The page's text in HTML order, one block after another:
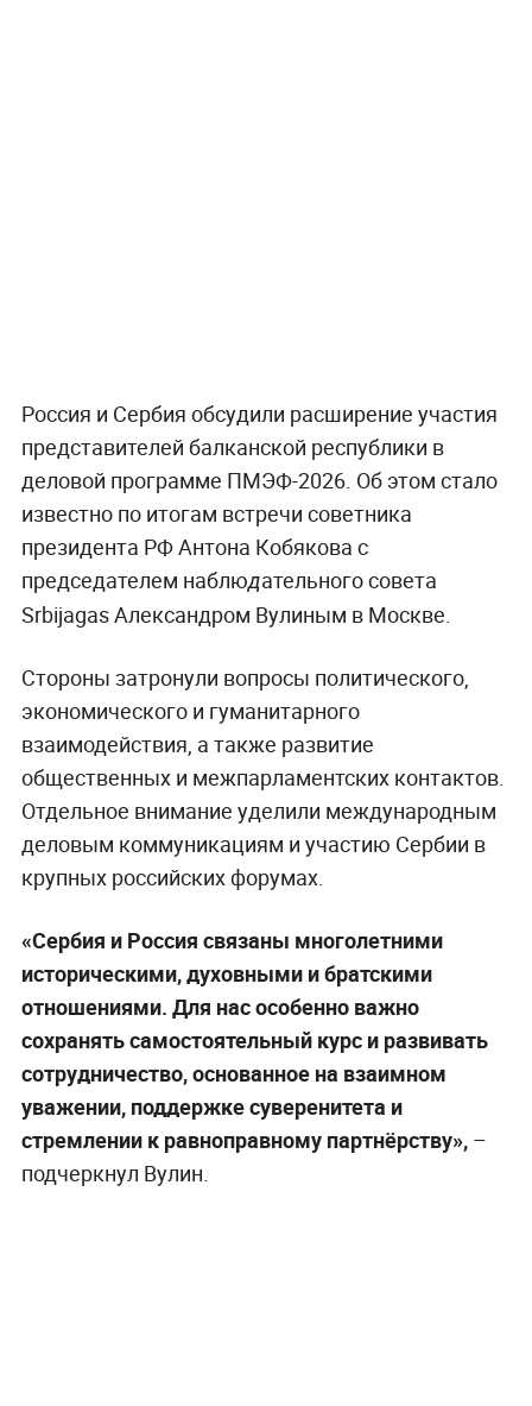
Россия и Сербия обсудили расширение участия
представителей балканской республики в
деловой программе ПМЭФ-2026. Об этом стало
известно по итогам встречи советника
президента РФ Антона Кобякова с
председателем наблюдательного совета
Srbijagas Александром Вулиным в Москве.
Стороны затронули вопросы политического,
экономического и гуманитарного
взаимодействия, а также развитие
общественных и межпарламентских контактов.
Отдельное внимание уделили международным
деловым коммуникациям и участию Сербии в
крупных российских форумах.
«Сербия и Россия связаны многолетними
историческими, духовными и братскими
отношениями. Для нас особенно важно
сохранять самостоятельный курс и развивать
сотрудничество, основанное на взаимном
уважении, поддержке суверенитета и
стремлении к равноправному партнёрству»,–
подчеркнул Вулин.